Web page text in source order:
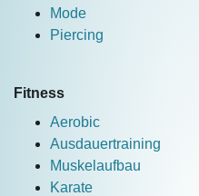
Mode
Piercing
Fitness
Aerobic
Ausdauertraining
Muskelaufbau
Karate